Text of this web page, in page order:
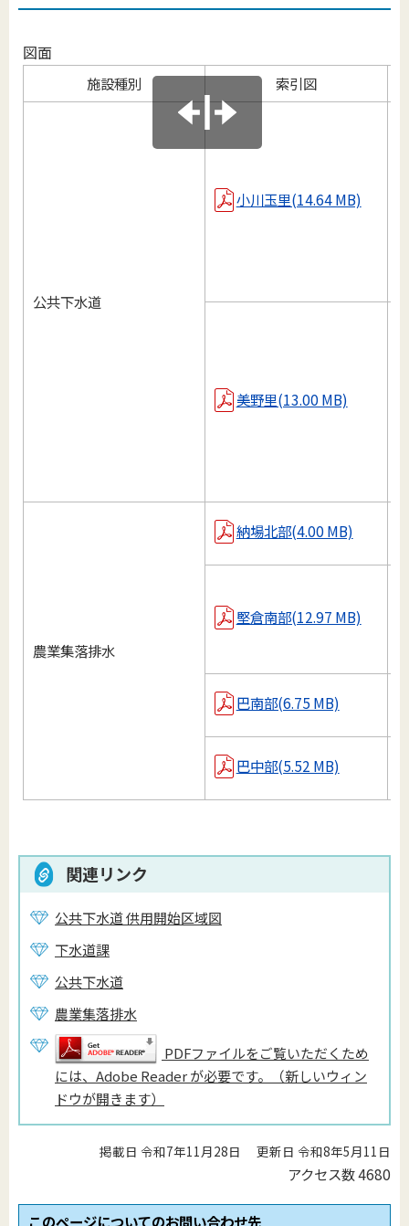
図面
施設種別 索引図
公共下水道
小川玉里(14.64 MB)
美野里(13.00 MB)
農業集落排水
納場北部(4.00 MB)
堅倉南部(12.97 MB)
巴南部(6.75 MB)
巴中部(5.52 MB)
関連リンク
公共下水道 供用開始区域図
下水道課
公共下水道
農業集落排水
PDFファイルをご覧いただくため
には、Adobe Reader が必要です。（新しいウィン
ドウが開きます）
掲載日 令和7年11月28日 更新日 令和8年5月11日
アクセス数4680
このページについてのお問い合わせ先